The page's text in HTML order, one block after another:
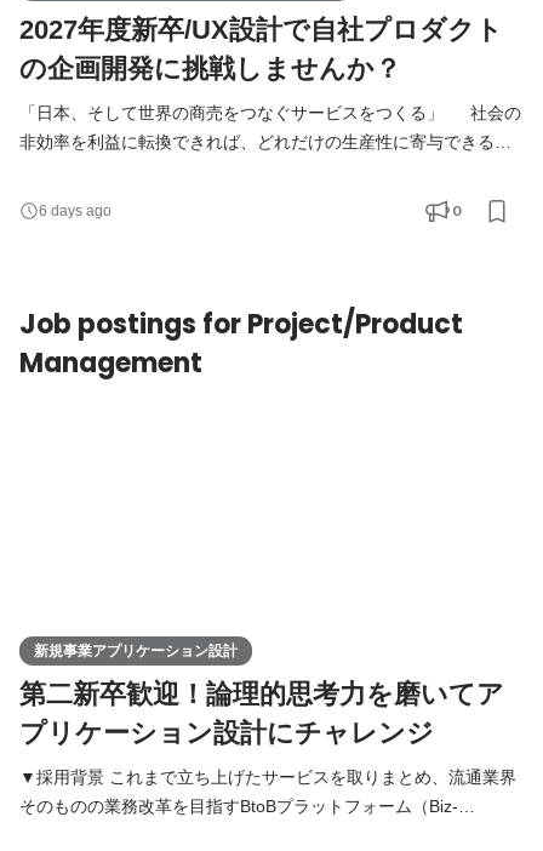
2027年度新卒/UX設計で自社プロダクト
の企画開発に挑戦しませんか？
「日本、そして世界の商売をつなぐサービスをつくる」 社会の
非効率を利益に転換できれば、どれだけの生産性に寄与できるで
ービス提供をしてきました。 これからは、その対象を世界に広げ
6 days ago 0
Job postings for Project/Product
Management
新規事業アプリケーション設計
第二新卒歓迎！論理的思考力を磨いてア
プリケーション設計にチャレンジ
▼採用背景 これまで立ち上げたサービスを取りまとめ、流通業界
そのものの業務改革を目指すBtoBプラットフォーム（Biz-